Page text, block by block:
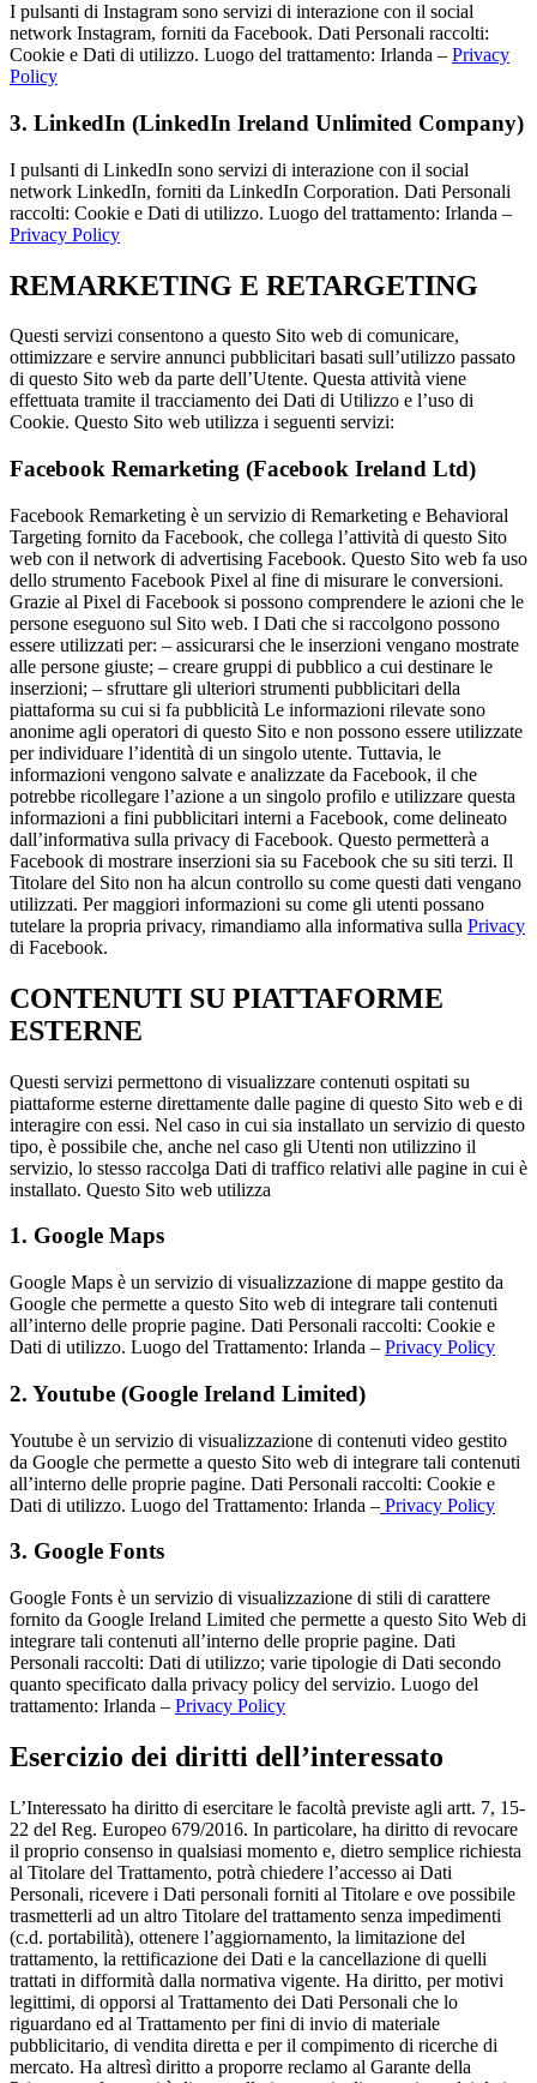
I pulsanti di Instagram sono servizi di interazione con il social
network Instagram, forniti da Facebook. Dati Personali raccolti:
Cookie e Dati di utilizzo. Luogo del trattamento: Irlanda – Privacy
Policy
3. LinkedIn (LinkedIn Ireland Unlimited Company)
I pulsanti di LinkedIn sono servizi di interazione con il social
network LinkedIn, forniti da LinkedIn Corporation. Dati Personali
raccolti: Cookie e Dati di utilizzo. Luogo del trattamento: Irlanda –
Privacy Policy
REMARKETING E RETARGETING
Questi servizi consentono a questo Sito web di comunicare,
ottimizzare e servire annunci pubblicitari basati sull’utilizzo passato
di questo Sito web da parte dell’Utente. Questa attività viene
effettuata tramite il tracciamento dei Dati di Utilizzo e l’uso di
Cookie. Questo Sito web utilizza i seguenti servizi:
Facebook Remarketing (Facebook Ireland Ltd)
Facebook Remarketing è un servizio di Remarketing e Behavioral
Targeting fornito da Facebook, che collega l’attività di questo Sito
web con il network di advertising Facebook. Questo Sito web fa uso
dello strumento Facebook Pixel al fine di misurare le conversioni.
Grazie al Pixel di Facebook si possono comprendere le azioni che le
persone eseguono sul Sito web. I Dati che si raccolgono possono
essere utilizzati per: – assicurarsi che le inserzioni vengano mostrate
alle persone giuste; – creare gruppi di pubblico a cui destinare le
inserzioni; – sfruttare gli ulteriori strumenti pubblicitari della
piattaforma su cui si fa pubblicità Le informazioni rilevate sono
anonime agli operatori di questo Sito e non possono essere utilizzate
per individuare l’identità di un singolo utente. Tuttavia, le
informazioni vengono salvate e analizzate da Facebook, il che
potrebbe ricollegare l’azione a un singolo profilo e utilizzare questa
informazioni a fini pubblicitari interni a Facebook, come delineato
dall’informativa sulla privacy di Facebook. Questo permetterà a
Facebook di mostrare inserzioni sia su Facebook che su siti terzi. Il
Titolare del Sito non ha alcun controllo su come questi dati vengano
utilizzati. Per maggiori informazioni su come gli utenti possano
tutelare la propria privacy, rimandiamo alla informativa sulla Privacy
di Facebook.
CONTENUTI SU PIATTAFORME
ESTERNE
Questi servizi permettono di visualizzare contenuti ospitati su
piattaforme esterne direttamente dalle pagine di questo Sito web e di
interagire con essi. Nel caso in cui sia installato un servizio di questo
tipo, è possibile che, anche nel caso gli Utenti non utilizzino il
servizio, lo stesso raccolga Dati di traffico relativi alle pagine in cui è
installato. Questo Sito web utilizza
1. Google Maps
Google Maps è un servizio di visualizzazione di mappe gestito da
Google che permette a questo Sito web di integrare tali contenuti
all’interno delle proprie pagine. Dati Personali raccolti: Cookie e
Dati di utilizzo. Luogo del Trattamento: Irlanda – Privacy Policy
2. Youtube (Google Ireland Limited)
Youtube è un servizio di visualizzazione di contenuti video gestito
da Google che permette a questo Sito web di integrare tali contenuti
all’interno delle proprie pagine. Dati Personali raccolti: Cookie e
Dati di utilizzo. Luogo del Trattamento: Irlanda – Privacy Policy
3. Google Fonts
Google Fonts è un servizio di visualizzazione di stili di carattere
fornito da Google Ireland Limited che permette a questo Sito Web di
integrare tali contenuti all’interno delle proprie pagine. Dati
Personali raccolti: Dati di utilizzo; varie tipologie di Dati secondo
quanto specificato dalla privacy policy del servizio. Luogo del
trattamento: Irlanda – Privacy Policy
Esercizio dei diritti dell’interessato
L’Interessato ha diritto di esercitare le facoltà previste agli artt. 7, 15-
22 del Reg. Europeo 679/2016. In particolare, ha diritto di revocare
il proprio consenso in qualsiasi momento e, dietro semplice richiesta
al Titolare del Trattamento, potrà chiedere l’accesso ai Dati
Personali, ricevere i Dati personali forniti al Titolare e ove possibile
trasmetterli ad un altro Titolare del trattamento senza impedimenti
(c.d. portabilità), ottenere l’aggiornamento, la limitazione del
trattamento, la rettificazione dei Dati e la cancellazione di quelli
trattati in difformità dalla normativa vigente. Ha diritto, per motivi
legittimi, di opporsi al Trattamento dei Dati Personali che lo
riguardano ed al Trattamento per fini di invio di materiale
pubblicitario, di vendita diretta e per il compimento di ricerche di
mercato. Ha altresì diritto a proporre reclamo al Garante della